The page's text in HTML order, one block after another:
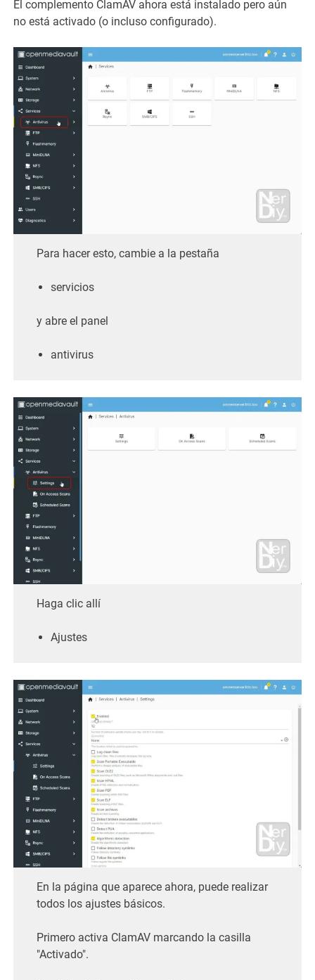
El complemento ClamAV ahora está instalado pero aún
no está activado (o incluso configurado).
Para hacer esto, cambie a la pestaña
servicios
y abre el panel
antivirus
Haga clic allí
Ajustes
En la página que aparece ahora, puede realizar
todos los ajustes básicos.
Primero activa ClamAV marcando la casilla
"Activado".